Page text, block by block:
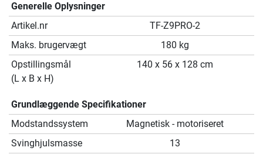
Generelle Oplysninger
Artikel.nr
TF-Z9PRO-2
Maks. brugervægt
180 kg
Opstillingsmål
(L x B x H)
140 x 56 x 128 cm
Grundlæggende Specifikationer
Modstandssystem
Magnetisk - motoriseret
Svinghjulsmasse
13